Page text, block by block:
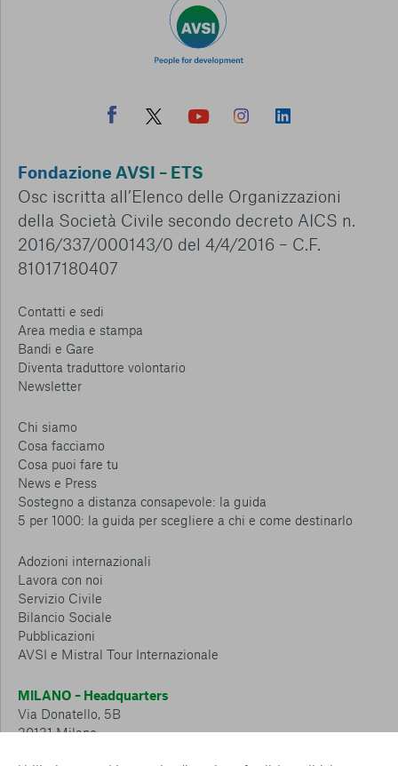
Fondazione AVSI – ETS
Osc iscritta all’Elenco delle Organizzazioni
della Società Civile secondo decreto AICS n.
2016/337/000143/0 del 4/4/2016 – C.F.
81017180407
Contatti e sedi
Area media e stampa
Bandi e Gare
Diventa traduttore volontario
Newsletter
Chi siamo
Cosa facciamo
Cosa puoi fare tu
News e Press
Sostegno a distanza consapevole: la guida
5 per 1000: la guida per scegliere a chi e come destinarlo
Adozioni internazionali
Lavora con noi
Servizio Civile
Bilancio Sociale
Pubblicazioni
AVSI e Mistral Tour Internazionale
MILANO – Headquarters
Via Donatello, 5B
20131 Milano